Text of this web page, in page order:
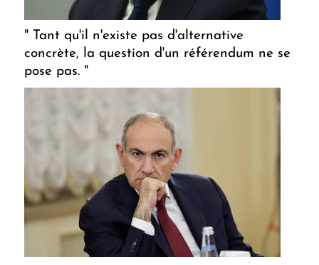
" Tant qu'il n'existe pas d'alternative
concrète, la question d'un référendum ne se
pose pas. "